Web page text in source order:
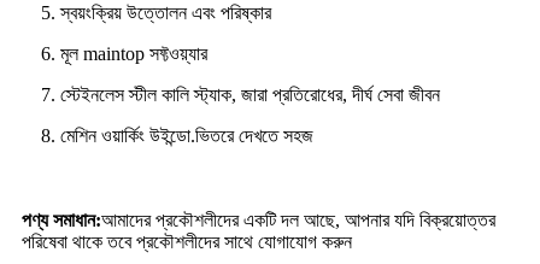
5. স্বয়ংক্রিয় উত্তোলন এবং পরিষ্কার
6. মূল maintop সফ্টওয়্যার
7. স্টেইনলেস স্টীল কালি স্ট্যাক, জারা প্রতিরোধের, দীর্ঘ সেবা জীবন
8. মেশিন ওয়ার্কিং উইন্ডো.ভিতরে দেখতে সহজ
পণ্য সমাধান:আমাদের প্রকৌশলীদের একটি দল আছে, আপনার যদি বিক্রয়োত্তর
পরিষেবা থাকে তবে প্রকৌশলীদের সাথে যোগাযোগ করুন